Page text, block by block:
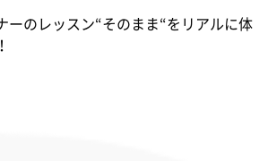
ーのレッスン“そのまま“をリアルに体